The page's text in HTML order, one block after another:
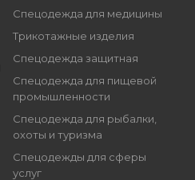
Спецодежда для медицины
Трикотажные изделия
Спецодежда защитная
Спецодежда для пищевой
промышленности
Спецодежда для рыбалки,
охоты и туризма
Спецодежды для сферы
услуг